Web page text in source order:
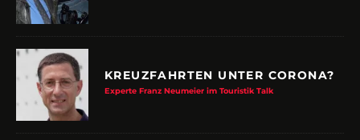
KREUZFAHRTEN UNTER CORONA?
Experte Franz Neumeier im Touristik Talk